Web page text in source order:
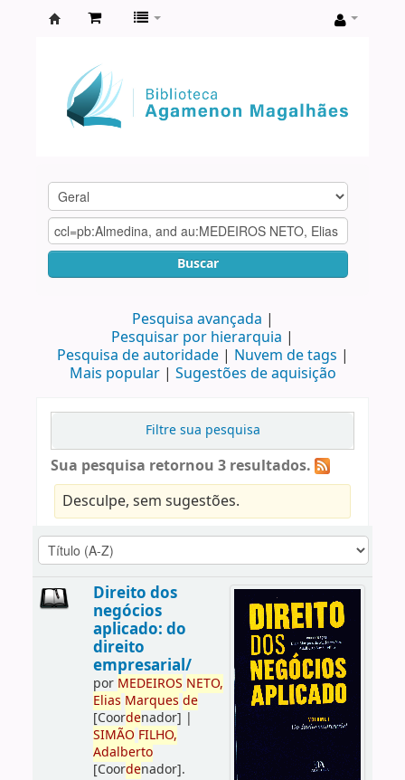
Agamenon
Magalhães
Buscar
Pesquisa avançada
Pesquisar por hierarquia
Pesquisa de autoridade
Nuvem de tags
Mais popular
Sugestões de aquisição
Filtre sua pesquisa
Sua pesquisa retornou 3 resultados.
Desculpe, sem sugestões.
Direito dos
negócios
aplicado: do
direito
empresarial/
por MEDEIROS NETO,
Elias Marques de
[Coordenador] |
SIMÃO FILHO,
Adalberto
[Coordenador].